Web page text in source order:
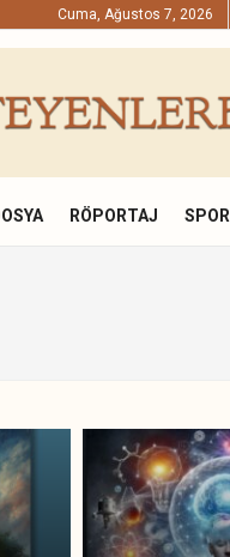
Cuma, Ağustos 7, 2026
RÖPORTAJ SPOR